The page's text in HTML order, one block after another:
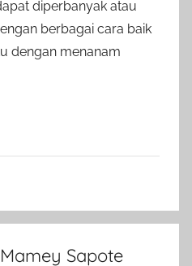
diperbanyak atau
berbagai cara baik
dengan menanam
Sapote